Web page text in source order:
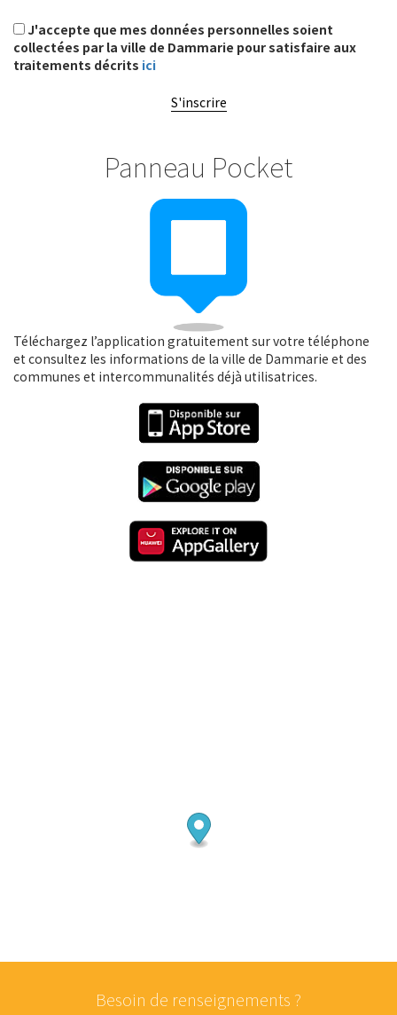
J'accepte que mes données personnelles soient
collectées par la ville de Dammarie pour satisfaire aux
traitements décrits ici
S'inscrire
Panneau Pocket
Téléchargez l’application gratuitement sur votre téléphone
et consultez les informations de la ville de Dammarie et des
communes et intercommunalités déjà utilisatrices.
Besoin de renseignements ?